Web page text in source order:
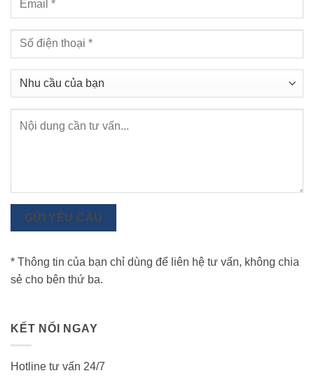
GỬI YÊU CẦU
* Thông tin của bạn chỉ dùng để liên hệ tư vấn, không chia
sẻ cho bên thứ ba.
KẾT NỐI NGAY
Hotline tư vấn 24/7